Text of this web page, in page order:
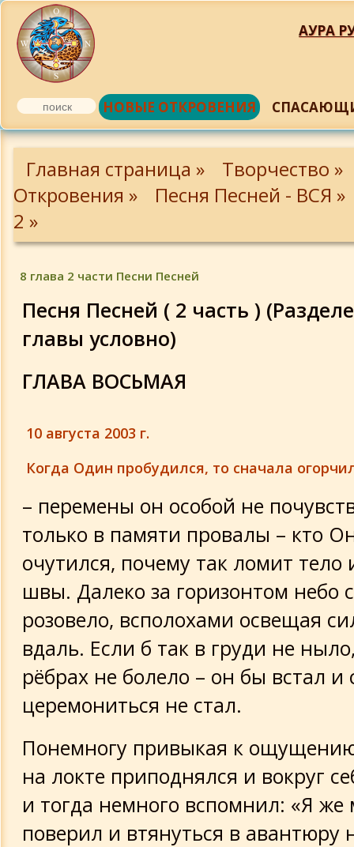
АУРА
НОВЫЕ ОТКРОВЕНИЯ
Главная страница »
Творчество »
Откровения »
Песня Песней - ВСЯ »
2 »
8 глава 2 части Песни Песней
Песня Песней ( 2 часть )
главы условно)
ГЛАВА ВОСЬМАЯ
10 августа 2003 г.
Когда Один пробудился, то сначала
– перемены он особой не
только в памяти провалы – кто
очутился, почему так ломит тело
швы. Далеко за горизонтом небо
розовело, всполохами освещая
вдаль. Если б так в груди не
рёбрах не болело – он бы встал
церемониться не стал.
Понемногу привыкая к
на локте приподнялся и вокруг
и тогда немного вспомнил: «Я же
поверил и втянуться в авантюру
1 глава 2 части Песни Песней
2 глава 2 части Песни Песней
3 глава 2 части Песни Песней
4 глава 2 части Песни Песней
5 глава 2 части Песни Песней
6 глава 2 части Песни Песней
8 глава 2 части Песни Песней
9 глава 2 части Песни Песней
10 глава 2 части Песни Песней
11 глава 2 части Песни Песней
12 глава 2 части Песни Песней
13 глава 2 части Песни Песней